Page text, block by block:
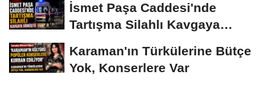
İsmet Paşa Caddesi'nde
Tartışma Silahlı Kavgaya
Karaman'ın Türkülerine Bütçe
Yok, Konserlere Var